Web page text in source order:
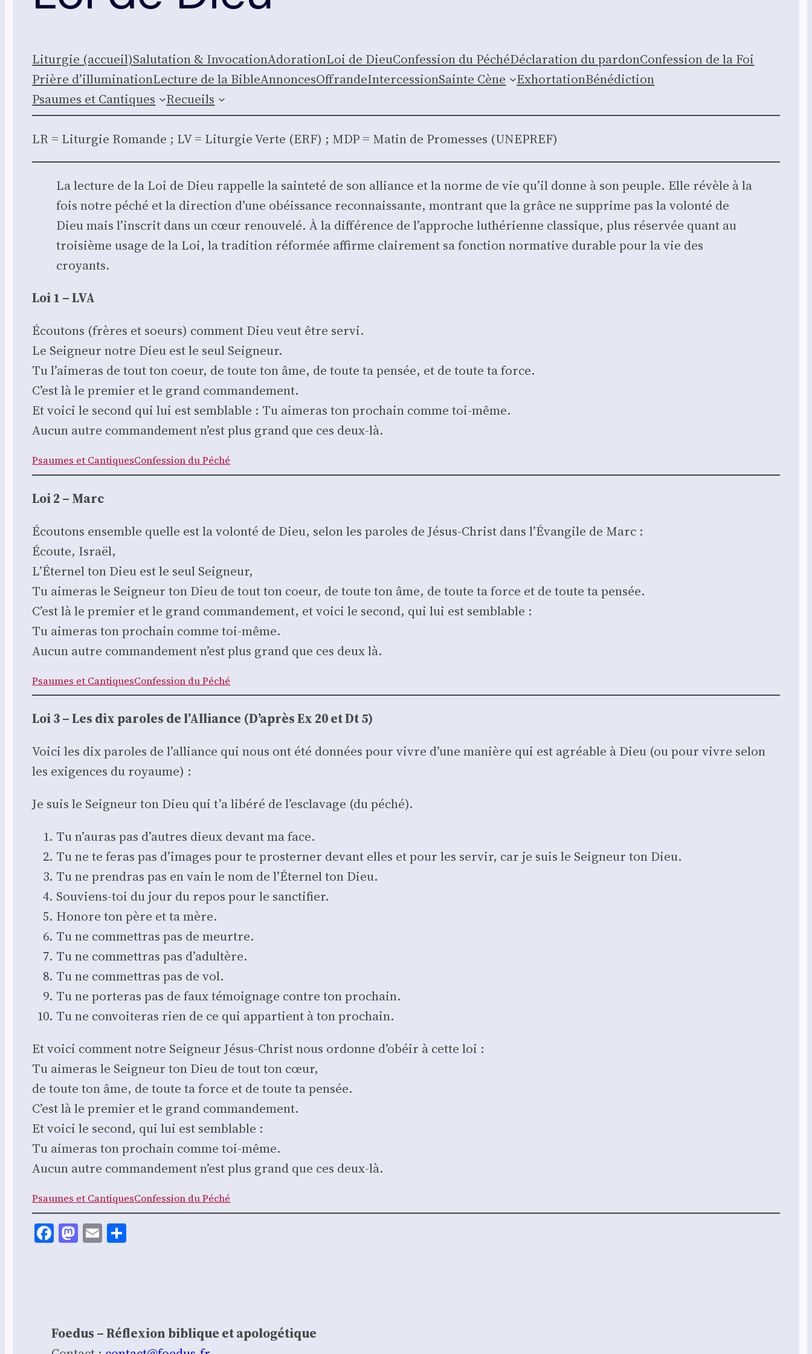
Litur­gie (accueil)Salu­ta­tion & Invo­ca­tionAdo­ra­tionLoi de DieuConfes­sion du PéchéDécla­ra­tion du par­donConfes­sion de la Foi
Prière d’illuminationLec­ture de la BibleAnnoncesOffrandeInter­ces­sionSainte Cène Exhor­ta­tionBéné­dic­tion
Psaumes et Can­tiques
Recueils
LR = Litur­gie Romande ; LV = Litur­gie Verte (ERF) ; MDP = Matin de Pro­messes (UNEPREF)
La lec­ture de la Loi de Dieu rap­pelle la sain­te­té de son alliance et la norme de vie qu’il donne à son peuple. Elle révèle à la
fois notre péché et la direc­tion d’une obéis­sance recon­nais­sante, mon­trant que la grâce ne sup­prime pas la volon­té de
Dieu mais l’inscrit dans un cœur renou­ve­lé. À la dif­fé­rence de l’approche luthé­rienne clas­sique, plus réser­vée quant au
troi­sième usage de la Loi, la tra­di­tion réfor­mée affirme clai­re­ment sa fonc­tion nor­ma­tive durable pour la vie des
croyants.
Loi 1 – LVA
Écou­tons (frères et soeurs) com­ment Dieu veut être ser­vi.
Le Sei­gneur notre Dieu est le seul Sei­gneur.
Tu l’ai­me­ras de tout ton coeur, de toute ton âme, de toute ta pen­sée, et de toute ta force.
C’est là le pre­mier et le grand com­man­de­ment.
Et voi­ci le second qui lui est sem­blable : Tu aime­ras ton pro­chain comme toi-même.
Aucun autre com­man­de­ment n’est plus grand que ces deux-là.
Psaumes et Can­tiquesConfes­sion du Péché
Loi 2 – Marc
Écou­tons ensemble quelle est la volon­té de Dieu, selon les paroles de Jésus-Christ dans l’Évangile de Marc :
Écoute, Israël,
L’É­ter­nel ton Dieu est le seul Sei­gneur,
Tu aime­ras le Sei­gneur ton Dieu de tout ton coeur, de toute ton âme, de toute ta force et de toute ta pen­sée.
C’est là le pre­mier et le grand com­man­de­ment, et voi­ci le second, qui lui est sem­blable :
Tu aime­ras ton pro­chain comme toi-même.
Aucun autre com­man­de­ment n’est plus grand que ces deux là.
Psaumes et Can­tiquesConfes­sion du Péché
Loi 3 – Les dix paroles de l’Alliance (D’après Ex 20 et Dt 5)
Voi­ci les dix paroles de l’alliance qui nous ont été don­nées pour vivre d’une manière qui est agréable à Dieu (ou pour vivre selon
les exi­gences du royaume) :
Je suis le Sei­gneur ton Dieu qui t’a libé­ré de l’esclavage (du péché).
Tu n’auras pas d’autres dieux devant ma face.
Tu ne te feras pas d’images pour te pros­ter­ner devant elles et pour les ser­vir, car je suis le Sei­gneur ton Dieu.
Tu ne pren­dras pas en vain le nom de l’É­ter­nel ton Dieu.
Sou­viens-toi du jour du repos pour le sanc­ti­fier.
Honore ton père et ta mère.
Tu ne com­met­tras pas de meurtre.
Tu ne com­met­tras pas d’a­dul­tère.
Tu ne com­met­tras pas de vol.
Tu ne por­te­ras pas de faux témoi­gnage contre ton pro­chain.
Tu ne convoi­te­ras rien de ce qui appar­tient à ton pro­chain.
Et voi­ci com­ment notre Sei­gneur Jésus-Christ nous ordonne d’obéir à cette loi :
Tu aime­ras le Sei­gneur ton Dieu de tout ton cœur,
de toute ton âme, de toute ta force et de toute ta pen­sée.
C’est là le pre­mier et le grand com­man­de­ment.
Et voi­ci le second, qui lui est sem­blable :
Tu aime­ras ton pro­chain comme toi-même.
Aucun autre com­man­de­ment n’est plus grand que ces deux-là.
Psaumes et Can­tiquesConfes­sion du Péché
Facebook
Mastodon
Email
Foedus – Réflexion biblique et apologétique